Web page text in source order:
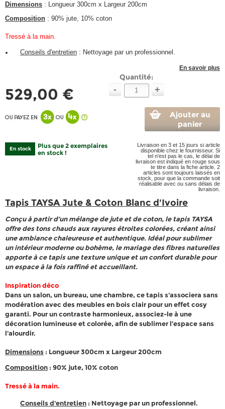
Dimensions : Longueur 300cm x Largeur 200cm
Composition : 90% jute, 10% coton
Tressé à la main.
Conseils d'entretien : Nettoyage par un professionnel.
En savoir plus
529,00 €
Quantité:
- +
Ajouter au
panier
En stock
Plus que 2 exemplaires
en stock !
Livraison en 3 et 15 jours si article
disponible chez le fournisseur. Si
tel n'est pas le cas, le délai de
livraison est indiqué en rouge sous
te titre dans la fiche article. 2
articles sont toujours laissés en
stock, pour que la commande soit
réalisable avec ou sans délais de
livraison.
Tapis TAYSA Jute & Coton Blanc d'Ivoire
Conçu à partir d’un mélange de jute et de coton, le tapis TAYSA
offre des tons chauds aux rayures étroites colorées, créant ainsi
une ambiance chaleureuse et authentique. Idéal pour sublimer
un intérieur moderne ou bohème, le mariage des fibres naturelles
apporte à ce tapis une texture unique et un confort durable pour
un espace à la fois raffiné et accueillant.
Inspiration déco
Dans un salon, un bureau, une chambre, ce tapis s'associera sans
modération avec des meubles en bois clair pour un effet cosy
garanti. Pour un contraste harmonieux, associez-le à une
décoration lumineuse et colorée, afin de sublimer l’espace sans
l'alourdir.
Dimensions : Longueur 300cm x Largeur 200cm
Composition : 90% jute, 10% coton
Tressé à la main.
Conseils d'entretien : Nettoyage par un professionnel.